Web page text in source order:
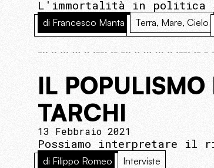
L'immortalità in politica
di Francesco Manta Terra, Mare, Cielo
IL
TARCHI
13 Febbraio 2021
Possiamo interpretare il
di Filippo Romeo Interviste